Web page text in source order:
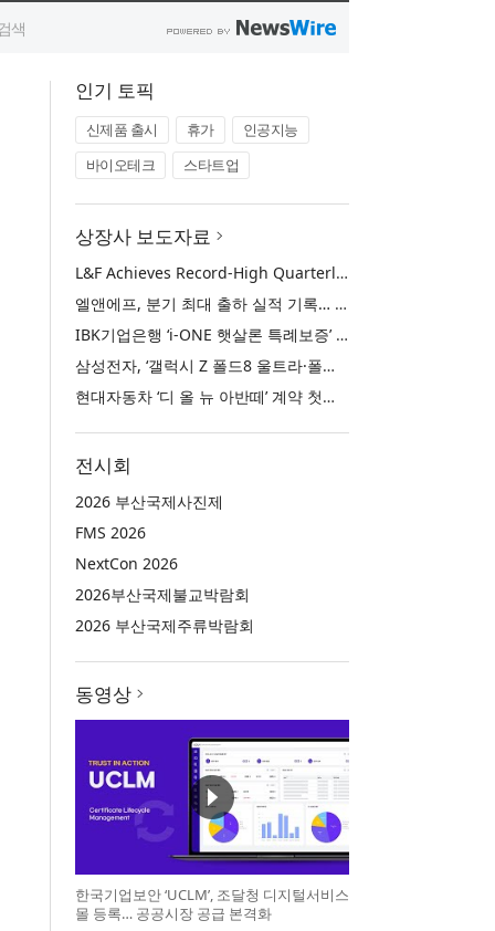
인기 토픽
신제품 출시 휴가
인공지능
바이오테크
스타트업
상장사 보도자료
L&F Achieves Record-High Quarterly Shipments, Begins LFP Supply for North American ESS in Q3 Advancing its Two-Track NCM and LFP Growth Strategy
엘앤에프, 분기 최대 출하 실적 기록… 3분기 북미 ESS향 LFP 공급 착수 NCM+LFP ‘2-Track’ 성장 전략 실현
IBK기업은행 ‘i-ONE 햇살론 특례보증’ 출시
삼성전자, ‘갤럭시 Z 폴드8 울트라·폴드8·플립8’과 ‘갤럭시 워치 울트라2·워치9’ 국내 공식 출시
현대자동차 ‘디 올 뉴 아반떼’ 계약 첫날 1만 대 돌파
전시회
2026 부산국제사진제
FMS 2026
NextCon 2026
2026부산국제불교박람회
2026 부산국제주류박람회
동영상
한국기업보안 ‘UCLM’, 조달청 디지털서비스
몰 등록… 공공시장 공급 본격화